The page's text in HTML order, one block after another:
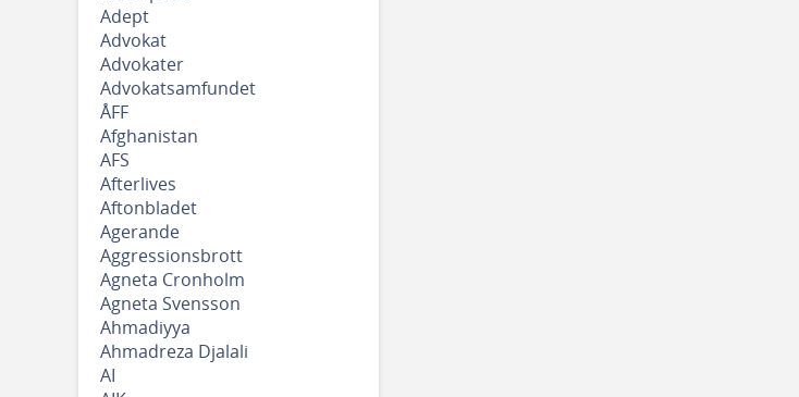
Adept
Advokat
Advokater
Advokatsamfundet
ÅFF
Afghanistan
AFS
Afterlives
Aftonbladet
Agerande
Aggressionsbrott
Agneta Cronholm
Agneta Svensson
Ahmadiyya
Ahmadreza Djalali
AI